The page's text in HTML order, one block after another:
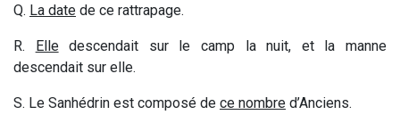
Q. La date de ce rattrapage.
R. Elledescendait sur le camp la nuit, et la manne
descendait sur elle.
S. Le Sanhédrin est composé de ce nombre d’Anciens.